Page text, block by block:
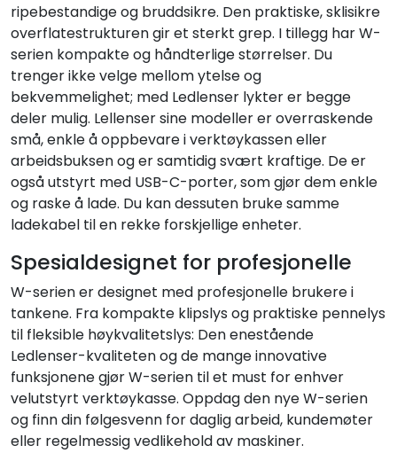
ripebestandige og bruddsikre. Den praktiske, sklisikre
overflatestrukturen gir et sterkt grep. I tillegg har W-
serien kompakte og håndterlige størrelser. Du
trenger ikke velge mellom ytelse og
bekvemmelighet; med Ledlenser lykter er begge
deler mulig. Lellenser sine modeller er overraskende
små, enkle å oppbevare i verktøykassen eller
arbeidsbuksen og er samtidig svært kraftige. De er
også utstyrt med USB-C-porter, som gjør dem enkle
og raske å lade. Du kan dessuten bruke samme
ladekabel til en rekke forskjellige enheter.
Spesialdesignet for profesjonelle
W-serien er designet med profesjonelle brukere i
tankene. Fra kompakte klipslys og praktiske pennelys
til fleksible høykvalitetslys: Den enestående
Ledlenser-kvaliteten og de mange innovative
funksjonene gjør W-serien til et must for enhver
velutstyrt verktøykasse. Oppdag den nye W-serien
og finn din følgesvenn for daglig arbeid, kundemøter
eller regelmessig vedlikehold av maskiner.